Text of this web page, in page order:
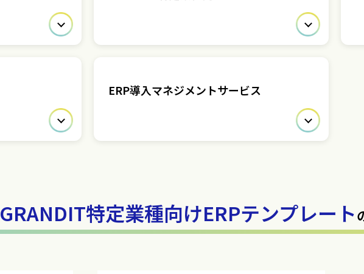
ERP導入マネジメントサービス
GRANDIT特定業種向けERPテンプレート